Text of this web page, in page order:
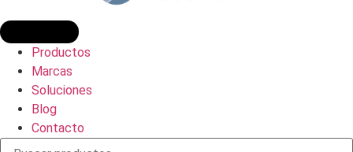
Productos
Marcas
Soluciones
Blog
Contacto
Búsqueda